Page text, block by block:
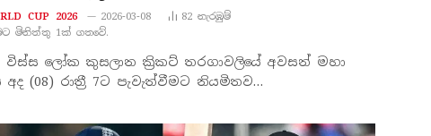
CUP 2026 2026-03-08 82 නැරඹු​ම්
මිනිත්තු 1ක් ගතවේ.
විස්ස ලෝක කුසලාන ක්‍රිකට් තරගාවලියේ අවසන් මහා
(08) රාත්‍රී 7ට පැවැත්වීමට නියමිතව…